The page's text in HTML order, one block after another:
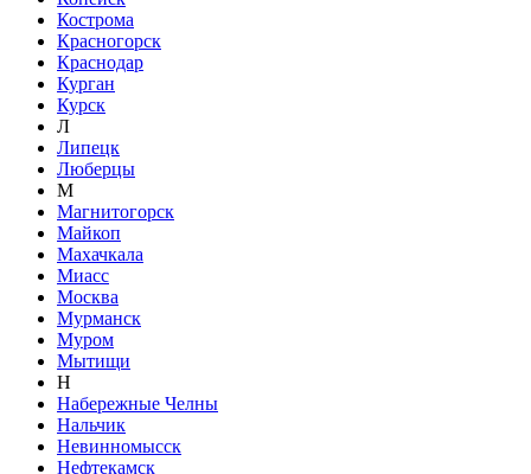
Кострома
Красногорск
Краснодар
Курган
Курск
Л
Липецк
Люберцы
М
Магнитогорск
Майкоп
Махачкала
Миасс
Москва
Мурманск
Муром
Мытищи
Н
Набережные Челны
Нальчик
Невинномысск
Нефтекамск